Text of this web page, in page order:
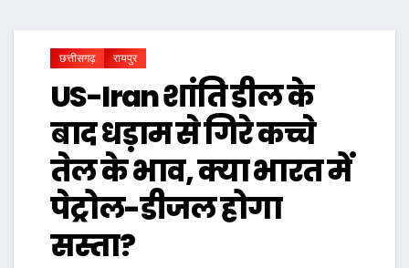
छत्तीसगढ़ रायपुर
US-Iran शांति डील के
बाद धड़ाम से गिरे कच्चे
तेल के भाव, क्या भारत में
पेट्रोल-डीजल होगा
सस्ता?